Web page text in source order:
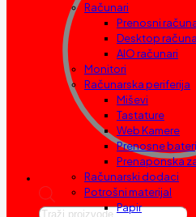
Products
Računari
Prenosni
Desktop
AIO računari
Monitori
Računarska periferija
Miševi
Tastature
Web Kamere
Prenosne
Prenaponska
Računarski dodaci
Potrošni materijal
Papir